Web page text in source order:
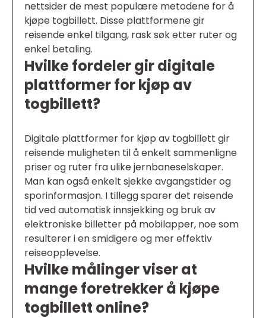
nettsider de mest populære metodene for å
kjøpe togbillett. Disse plattformene gir
reisende enkel tilgang, rask søk etter ruter og
enkel betaling.
Hvilke fordeler gir digitale
plattformer for kjøp av
togbillett?
Digitale plattformer for kjøp av togbillett gir
reisende muligheten til å enkelt sammenligne
priser og ruter fra ulike jernbaneselskaper.
Man kan også enkelt sjekke avgangstider og
sporinformasjon. I tillegg sparer det reisende
tid ved automatisk innsjekking og bruk av
elektroniske billetter på mobilapper, noe som
resulterer i en smidigere og mer effektiv
reiseopplevelse.
Hvilke målinger viser at
mange foretrekker å kjøpe
togbillett online?